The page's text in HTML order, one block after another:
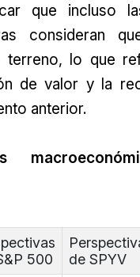
que incluso
consideran
terreno, lo que
de valor y la
anterior.
500
de SPYV